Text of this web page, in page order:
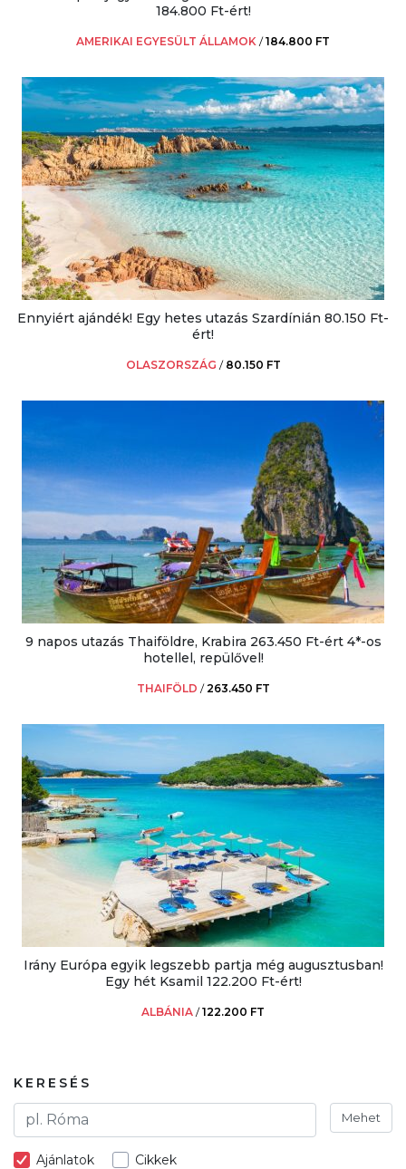
184.800 Ft-ért!
AMERIKAI EGYESÜLT ÁLLAMOK /184.800 FT
Ennyiért ajándék! Egy hetes utazás Szardínián 80.150 Ft-
ért!
OLASZORSZÁG / 80.150 FT
9 napos utazás Thaiföldre, Krabira 263.450 Ft-ért 4*-os
hotellel, repülővel!
THAIFÖLD /263.450 FT
Irány Európa egyik legszebb partja még augusztusban!
Egy hét Ksamil 122.200 Ft-ért!
ALBÁNIA /122.200 FT
KERESÉS
Mehet
Ajánlatok Cikkek